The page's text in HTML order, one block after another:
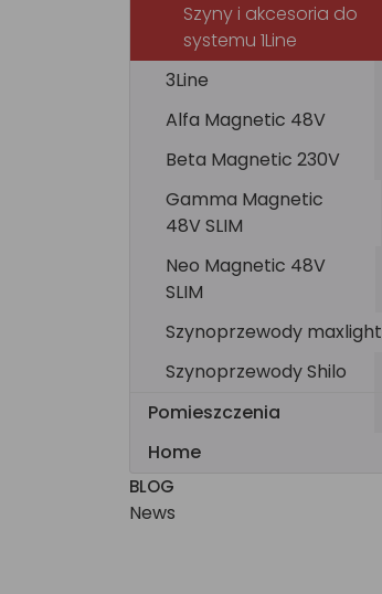
Szyny i akcesoria do
systemu 1Line
3Line
Alfa Magnetic 48V
Beta Magnetic 230V
Gamma Magnetic
48V SLIM
Neo Magnetic 48V
SLIM
Szynoprzewody maxlight
Szynoprzewody Shilo
Pomieszczenia
Home
BLOG
News